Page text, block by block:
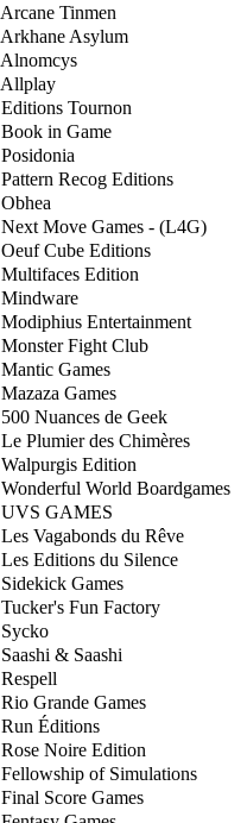
Arcane Tinmen
Arkhane Asylum
Alnomcys
Allplay
Editions Tournon
Book in Game
Posidonia
Pattern Recog Editions
Obhea
Next Move Games - (L4G)
Oeuf Cube Editions
Multifaces Edition
Mindware
Modiphius Entertainment
Monster Fight Club
Mantic Games
Mazaza Games
500 Nuances de Geek
Le Plumier des Chimères
Walpurgis Edition
Wonderful World Boardgames
UVS GAMES
Les Vagabonds du Rêve
Les Editions du Silence
Sidekick Games
Tucker's Fun Factory
Sycko
Saashi & Saashi
Respell
Rio Grande Games
Run Éditions
Rose Noire Edition
Fellowship of Simulations
Final Score Games